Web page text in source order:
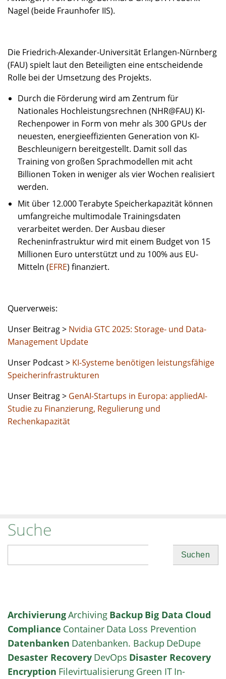
Nagel (beide Fraunhofer IIS).
Die Friedrich-Alexander-Universität Erlangen-Nürnberg
(FAU) spielt laut den Beteiligten eine entscheidende
Rolle bei der Umsetzung des Projekts.
Durch die Förderung wird am Zentrum für
Nationales Hochleistungsrechnen (NHR@FAU) KI-
Rechenpower in Form von mehr als 300 GPUs der
neuesten, energieeffizienten Generation von KI-
Beschleunigern bereitgestellt. Damit soll das
Training von großen Sprachmodellen mit acht
Billionen Token in weniger als vier Wochen realisiert
werden.
Mit über 12.000 Terabyte Speicherkapazität können
umfangreiche multimodale Trainingsdaten
verarbeitet werden. Der Ausbau dieser
Recheninfrastruktur wird mit einem Budget von 15
Millionen Euro unterstützt und zu 100% aus EU-
Mitteln (EFRE) finanziert.
Querverweis:
Unser Beitrag > Nvidia GTC 2025: Storage- und Data-
Management Update
Unser Podcast > KI-Systeme benötigen leistungsfähige
Speicherinfrastrukturen
Unser Beitrag > GenAI-Startups in Europa: appliedAI-
Studie zu Finanzierung, Regulierung und
Rechenkapazität
Suche
ArchivierungArchiving Backup Big Data Cloud
Compliance Container Data Loss Prevention
Datenbanken Datenbanken. Backup DeDupe
Desaster Recovery DevOps Disaster Recovery
Encryption Filevirtualisierung Green IT In-